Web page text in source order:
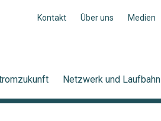
Kontakt Über uns Medien
Netzwerk und Laufbahn